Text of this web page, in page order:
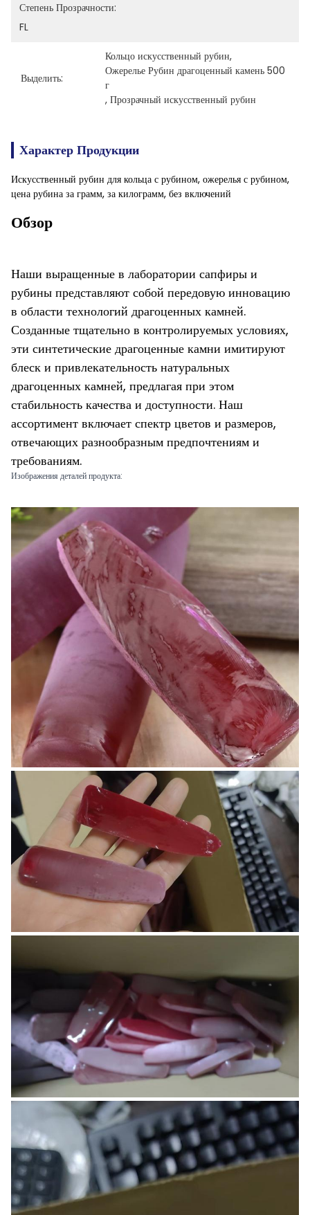
Степень Прозрачности:
FL
Выделить:
Кольцо искусственный рубин,
Ожерелье Рубин драгоценный камень 500
г
, Прозрачный искусственный рубин
Характер Продукции
Искусственный рубин для кольца с рубином, ожерелья с рубином,
цена рубина за грамм, за килограмм, без включений
Обзор
Наши выращенные в лаборатории сапфиры и
рубины представляют собой передовую инновацию
в области технологий драгоценных камней.
Созданные тщательно в контролируемых условиях,
эти синтетические драгоценные камни имитируют
блеск и привлекательность натуральных
драгоценных камней, предлагая при этом
стабильность качества и доступности. Наш
ассортимент включает спектр цветов и размеров,
отвечающих разнообразным предпочтениям и
требованиям.
Изображения деталей продукта: